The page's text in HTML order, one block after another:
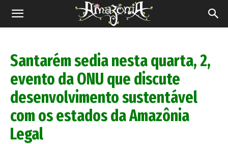
Revista
Santarém sedia nesta quarta, 2,
evento da ONU que discute
desenvolvimento sustentável
com os estados da Amazônia
Legal